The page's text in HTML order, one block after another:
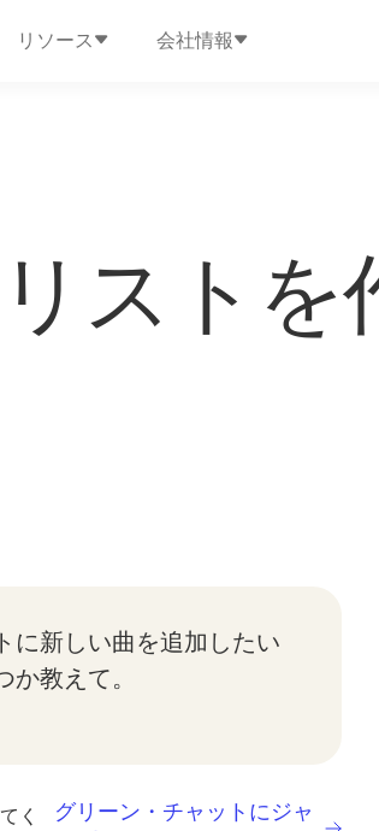
リソース 会社情報
ストを
に新しい曲を追加したい
教えて。
く
グリーン・チャットにジャ